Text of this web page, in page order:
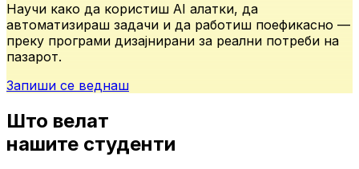
Научи како да користиш AI алатки, да
автоматизираш задачи и да работиш поефикасно —
преку програми дизајнирани за реални потреби на
пазарот.
Запиши се веднаш
Што велат
нашите студенти